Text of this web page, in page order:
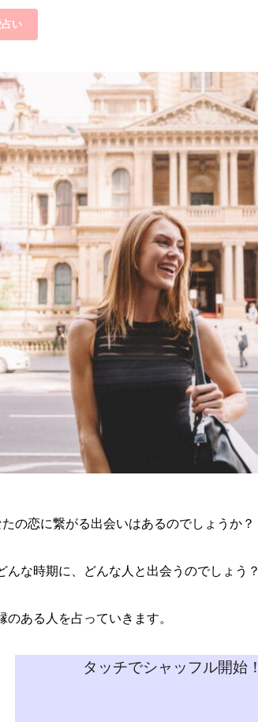
い
の恋に繋がる出会いはあるのでしょうか？
んな時期に、どんな人と出会うのでしょう？
ある人を占っていきます。
タッチでシャッフル開始！